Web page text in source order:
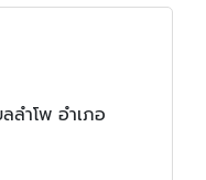
ำโพ อำเภอ